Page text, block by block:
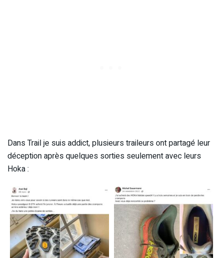
Dans Trail je suis addict, plusieurs traileurs ont partagé leur
déception après quelques sorties seulement avec leurs
Hoka :